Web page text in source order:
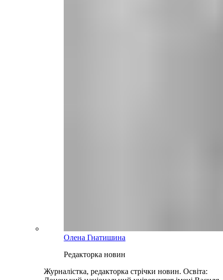
Олена Гнатишина
Редакторка новин
Журналістка, редакторка стрічки новин. Освіта: